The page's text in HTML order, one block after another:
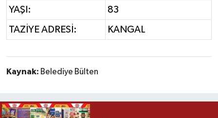
YAŞI: 83
TAZİYE ADRESİ: KANGAL
Kaynak: Belediye Bülten